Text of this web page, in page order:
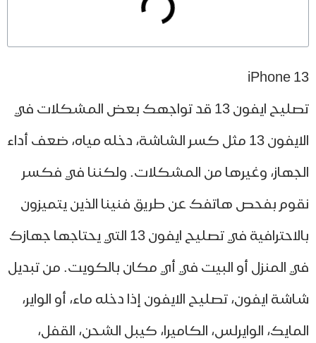
iPhone
تصليح ايفون 13 قد تواجهك بعض المشكلات في
الايفون 13 مثل كسر الشاشة، دخله مياه، ضعف أداء
وغيرها من المشكلات. ولكننا في فكسر
بفحص هاتفك عن طريق فنينا الذين يتميزون
بالاحترافية في تصليح ايفون 13 التي يحتاجها جهازك
المنزل أو البيت في أي مكان بالكويت. من تبديل
ايفون، تصليح الايفون إذا دخله ماء، أو الواير،
الوايرلس، الكاميرا، كيبل الشحن، القفل،